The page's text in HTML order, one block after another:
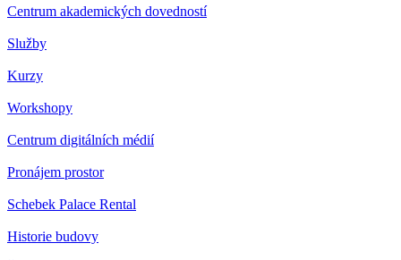
Centrum akademických dovedností
Služby
Kurzy
Workshopy
Centrum digitálních médií
Pronájem prostor
Schebek Palace Rental
Historie budovy